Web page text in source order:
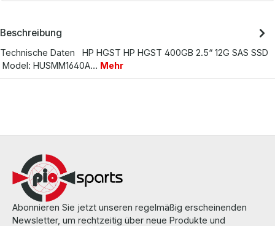
Beschreibung
Technische Daten HP HGST HP HGST 400GB 2.5“ 12G SAS SSD
Model: HUSMM1640A… Mehr
Abonnieren Sie jetzt unseren regelmäßig erscheinenden
Newsletter, um rechtzeitig über neue Produkte und